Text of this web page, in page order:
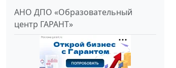
АНО ДПО «Образовательный
центр ГАРАНТ»